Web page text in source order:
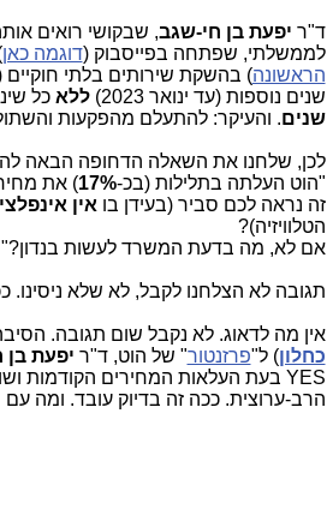
ד"ר יפעת בן חי-שגב, שבקושי רואים
לממשלתי, שפתחה בפייסבוק (דוגמה כאן
הראשונה) בהשקת שירותים בלתי חוקיים
שנים נוספות (עד ינואר 2023)
ללאכל
שנים. והעיקר: להתעלם מהפקעות
לכן, שלחנו את השאלה הדחופה הבאה
"הוט העלתה בתלילות (בכ-17%) את
זה נראה לכם סביר (בעידן בו אין
הטלוויזיה)?
אם לא, מה בדעת המשרד לעשות בנדון?"
תגובה לא הצלחנו לקבל, לא שלא
אין מה לדאוג. לא נקבל שום תגובה.
כחלון) ל"פרזנטור" של הוט, ד"ר יפעת בן
YES בעת העלאות המחירים הקודמות ושוכחת מהר את
הרב-ערוצית. ככה זה בדיוק עובד. ומה